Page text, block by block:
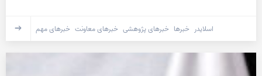
اسلایدر خبرها خبرهای پژوهشی خبرهای معاونت خبرهای مهم